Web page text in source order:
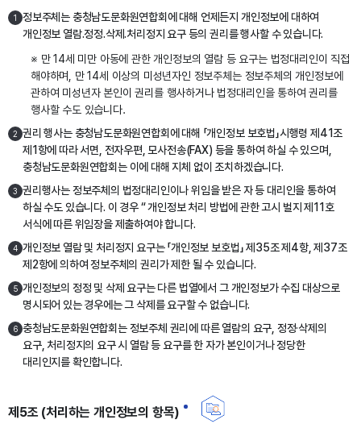
1
정보주체는 충청남도문화원연합회에 대해 언제든지 개인정보에 대하여
개인정보 열람․정정․삭제․처리정지 요구 등의 권리를 행사할 수 있습니다.
※ 만 14세 미만 아동에 관한 개인정보의 열람 등 요구는 법정대리인이 직접
해야하며, 만 14세 이상의 미성년자인 정보주체는 정보주체의 개인정보에
관하여 미성년자 본인이 권리를 행사하거나 법정대리인을 통하여 권리를
행사할 수도 있습니다.
2 권리 행사는 충청남도문화원연합회에 대해 「개인정보 보호법」시행령 제41조
제1항에 따라 서면, 전자우편, 모사전송(FAX) 등을 통하여 하실 수 있으며,
충청남도문화원연합회는 이에 대해 지체 없이 조치하겠습니다.
3 권리행사는 정보주체의 법정대리인이나 위임을 받은 자 등 대리인을 통하여
하실 수도 있습니다. 이 경우 “ 개인정보 처리 방법에 관한 고시 벌지 제11호
서식에 따른 위임장을 제출하여야 합니다.
4 개인정보 열람 및 처리정지 요구는 「개인정보 보호법」 제35조 제4항, 제37조
제2항에 의하여 정보주체의 권리가 제한 될 수 있습니다.
5 개인정보의 정정 및 삭제 요구는 다른 법열에서 그 개인정보가 수집 대상으로
명시되어 있는 경우에는 그 삭제를 요구할 수 없습니다.
6 충청남도문화원연합회는 정보주체 권리에 따른 열람의 요구, 정정·삭제의
요구, 처리정지의 요구 시 열람 등 요구를 한 자가 본인이거나 정당한
대리인지를 확인합니다.
제5조 (처리하는 개인정보의 항목)